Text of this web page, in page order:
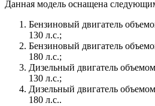
Данная модель оснащена
Бензиновый двигатель
130 л.с.;
Бензиновый двигатель
180 л.с.;
Дизельный двигатель
130 л.с.;
Дизельный двигатель
180 л.с..